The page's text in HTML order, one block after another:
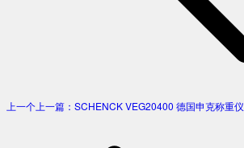
上一个 上一篇： SCHENCK VEG20400 德国申克称重仪